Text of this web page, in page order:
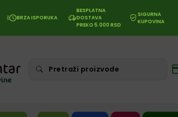
BRZA ISPORUKA
BESPLATNA
DOSTAVA
PREKO 5.000 RSD
SIGURNA
KUPOVINA